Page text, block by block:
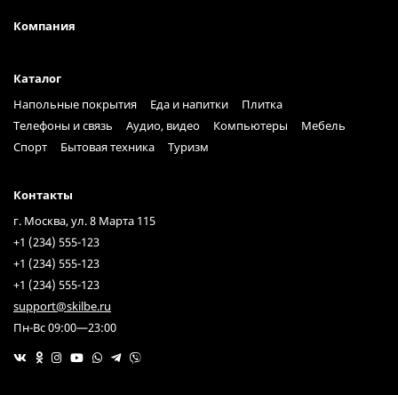
Компания
Каталог
Напольные покрытия
Еда и напитки
Плитка
Телефоны и связь
Аудио, видео Компьютеры
Мебель
Спорт
Бытовая техника Туризм
Контакты
г. Москва, ул. 8 Марта 115
+1 (234) 555-123
+1 (234) 555-123
+1 (234) 555-123
support@skilbe.ru
Пн-Вс 09:00—23:00